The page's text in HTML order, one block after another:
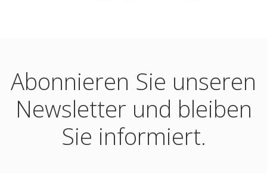
Abonnieren Sie unseren
Newsletter und bleiben
Sie informiert.